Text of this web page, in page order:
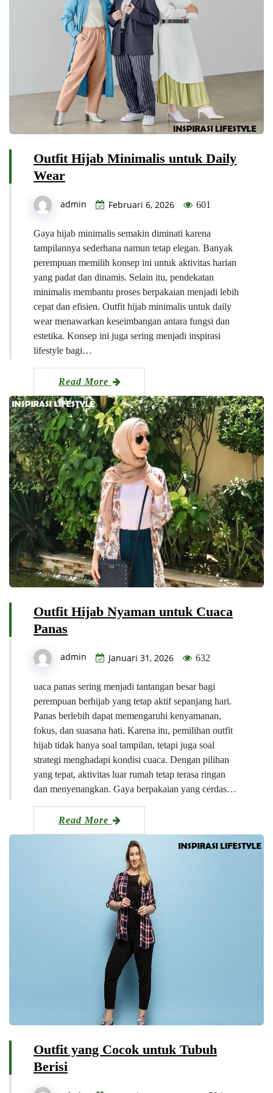
Outfit Hijab Minimalis untuk Daily
Wear
admin Februari 6, 2026 601
Gaya hijab minimalis semakin diminati karena
tampilannya sederhana namun tetap elegan. Banyak
perempuan memilih konsep ini untuk aktivitas harian
yang padat dan dinamis. Selain itu, pendekatan
minimalis membantu proses berpakaian menjadi lebih
cepat dan efisien. Outfit hijab minimalis untuk daily
wear menawarkan keseimbangan antara fungsi dan
estetika. Konsep ini juga sering menjadi inspirasi
lifestyle bagi…
Read More
Outfit Hijab Nyaman untuk Cuaca
Panas
admin Januari 31, 2026 632
uaca panas sering menjadi tantangan besar bagi
perempuan berhijab yang tetap aktif sepanjang hari.
Panas berlebih dapat memengaruhi kenyamanan,
fokus, dan suasana hati. Karena itu, pemilihan outfit
hijab tidak hanya soal tampilan, tetapi juga soal
strategi menghadapi kondisi cuaca. Dengan pilihan
yang tepat, aktivitas luar rumah tetap terasa ringan
dan menyenangkan. Gaya berpakaian yang cerdas…
Read More
Outfit yang Cocok untuk Tubuh
Berisi